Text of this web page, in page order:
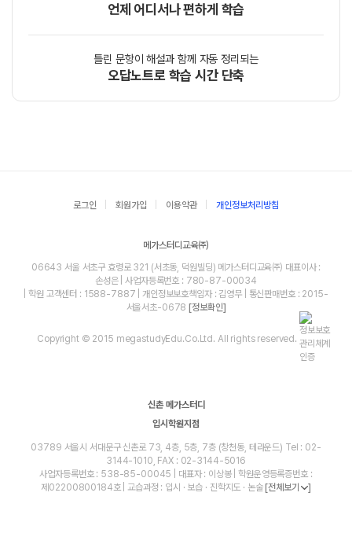
언제 어디서나 편하게 학습
틀린 문항이 해설과 함께 자동 정리되는
오답노트로 학습 시간 단축
로그인 회원가입 이용약관 개인정보처리방침
메가스터디교육㈜
06643 서울 서초구 효령로 321 (서초동, 덕원빌딩) 메가스터디교육㈜ 대표이사 :
손성은 | 사업자등록번호 : 780-87-00034
| 학원 고객센터 : 1588-7887 | 개인정보보호책임자 : 김영무 | 통신판매번호 : 2015-
서울서초-0678 [정보확인]
Copyright © 2015 megastudyEdu.Co.Ltd. All rights reserved.
신촌 메가스터디
입시학원지점
03789 서울시 서대문구 신촌로 73, 4층, 5층, 7층 (창천동, 테라운드) Tel : 02-
3144-1010, FAX : 02-3144-5016
사업자등록번호 : 538-85-00045 | 대표자 : 이상봉 | 학원운영등록증번호 :
제02200800184호 | 교습과정 : 입시 · 보습 · 진학지도 · 논술 [전체보기 ]